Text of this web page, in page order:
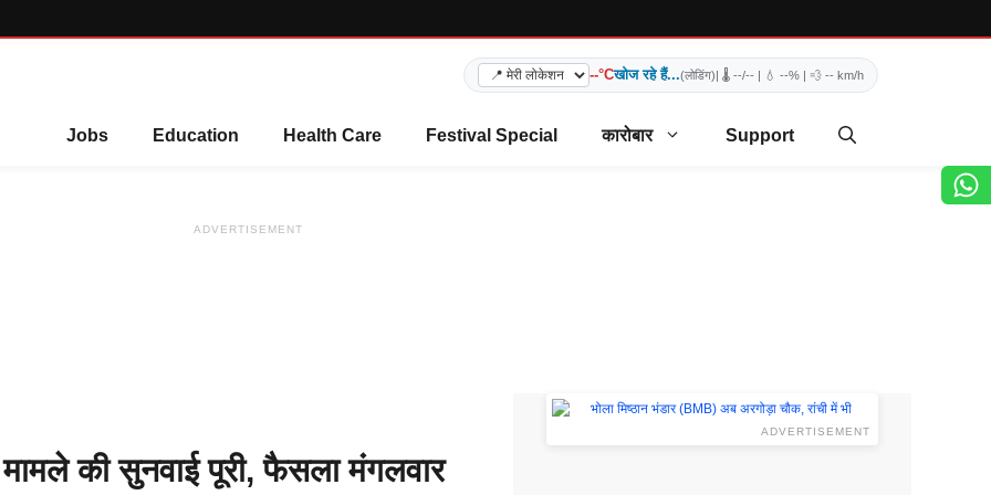
--°Cखोज रहे हैं...(लोडिंग)| 🌡️ --/-- | 💧 --% | 💨 -- km/h
Jobs Education Health Care Festival Special कारोबार Support
ADVERTISEMENT
की सुनवाई पूरी, फैसला मंगलवार
ADVERTISEMENT